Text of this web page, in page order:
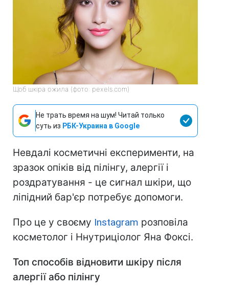
Щоб шкіра ожила (фото: pexels.com)
Не трать время на шум! Читай только
суть из РБК-Украина в Google
Невдалі косметичні експерименти, на
зразок опіків від пілінгу, алергії і
роздратування - це сигнал шкіри, що
ліпідний бар'єр потребує допомоги.
Про це у своєму Instagram розповіла
косметолог і Ннутриціолог Яна Фоксі.
Топ способів відновити шкіру після
алергії або пілінгу